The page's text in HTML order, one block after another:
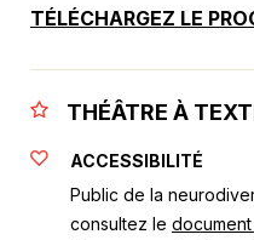
TÉLÉCHARGEZ LE
THÉÂTRE À
ACCESSIBILITÉ
Public de la
consultez le